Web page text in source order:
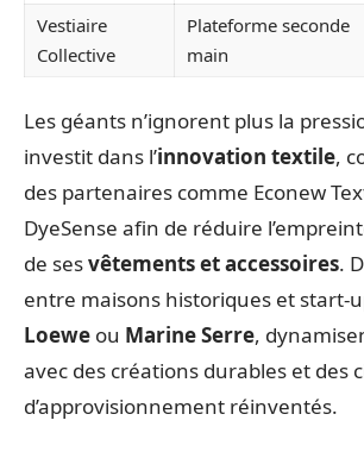
Vestiaire
Collective
Plateforme seconde
main
Les géants n’ignorent plus la
investit dans l’innovation textile,
des partenaires comme Econew
DyeSense afin de réduire
de sesvêtements et accessoires.
entre maisons historiques et start-
Loewe ou Marine Serre,
avec des créations durables et des
d’approvisionnement réinventés.